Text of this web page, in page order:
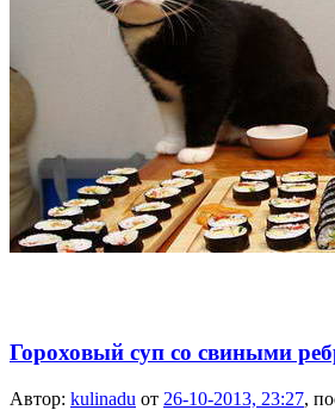
Гороховый суп со свиными
Автор: kulinadu от 26-10-2013, 23:27,